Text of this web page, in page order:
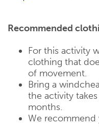
Recommended
For this activity
clothing that
of movement.
Bring a
the activity
months.
We recommend